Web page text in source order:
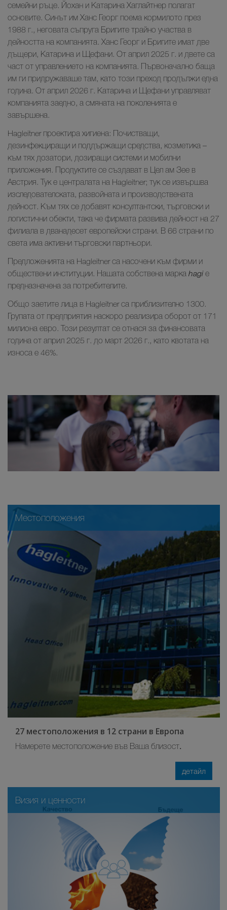
семейни ръце. Йохан и Катарина Хаглайтнер полагат
основите. Синът им Ханс Георг поема кормилото през
1988 г., неговата съпруга Бригите трайно участва в
дейността на компанията. Ханс Георг и Бригите имат две
дъщери, Катарина и Щефани. От април 2025 г. и двете са
част от управлението на компанията. Първоначално баща
им ги придружаваше там, като този преход продължи една
година. От април 2026 г. Катарина и Щефани управляват
компанията заедно, а смяната на поколенията е
завършена.
Hagleitner проектира хигиена: Почистващи,
дезинфекциращи и поддържащи средства, козметика –
към тях дозатори, дозиращи системи и мобилни
приложения. Продуктите се създават в Цел ам Зее в
Австрия. Тук е централата на Hagleitner; тук се извършва
изследователската, развойната и производствената
дейност. Към тях се добавят консултантски, търговски и
логистични обекти, така че фирмата развива дейност на 27
филиала в дванадесет европейски страни. В 66 страни по
света има активни търговски партньори.
Предложенията на Hagleitner са насочени към фирми и
обществени институции. Нашата собствена марка hagi е
предназначена за потребителите.
Общо заетите лица в Hagleitner са приблизително 1300.
Групата от предприятия наскоро реализира оборот от 171
милиона евро. Този резултат се отнася за финансовата
година от април 2025 г. до март 2026 г., като квотата на
износа е 46%.
Местоположения
детайл
27 местоположения в 12 страни в Европа
Намерете местоположение във Ваша близост.
Визия и ценности